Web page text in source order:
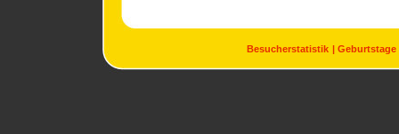
Besucherstatistik Geburtstage